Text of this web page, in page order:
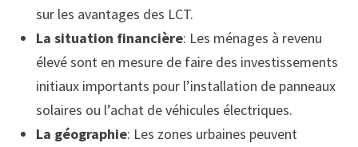
sur les avantages des LCT.
La situation financière: Les ménages à revenu
élevé sont en mesure de faire des investissements
initiaux importants pour l’installation de panneaux
solaires ou l’achat de véhicules électriques.
La géographie: Les zones urbaines peuvent